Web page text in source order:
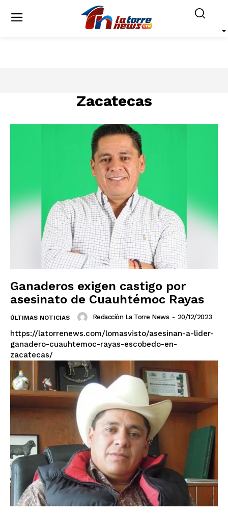
Zacatecas
Ganaderos exigen castigo por
asesinato de Cuauhtémoc Rayas
ÚLTIMAS NOTICIAS Redacción La Torre News - 20/12/2023
https://latorrenews.com/lomasvisto/asesinan-a-lider-
ganadero-cuauhtemoc-rayas-escobedo-en-
zacatecas/